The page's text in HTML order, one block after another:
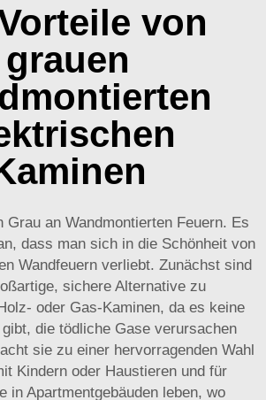
von
grauen
Grau an Wandmontierten Feuern. Es
dass man sich in die Schönheit von
Wandfeuern verliebt. Zunächst sind
sichere Alternative zu
oder Gas-Kaminen, da es keine
die tödliche Gase verursachen
sie zu einer hervorragenden Wahl
Kindern oder Haustieren und für
in Apartmentgebäuden leben, wo